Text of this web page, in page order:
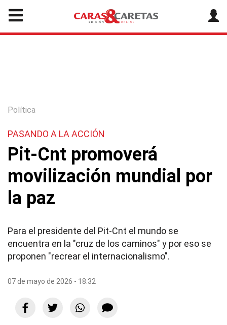
Política
PASANDO A LA ACCIÓN
Pit-Cnt promoverá
movilización mundial por
la paz
Para el presidente del Pit-Cnt el mundo se
encuentra en la "cruz de los caminos" y por eso se
proponen "recrear el internacionalismo".
07 de mayo de 2026 - 18:32